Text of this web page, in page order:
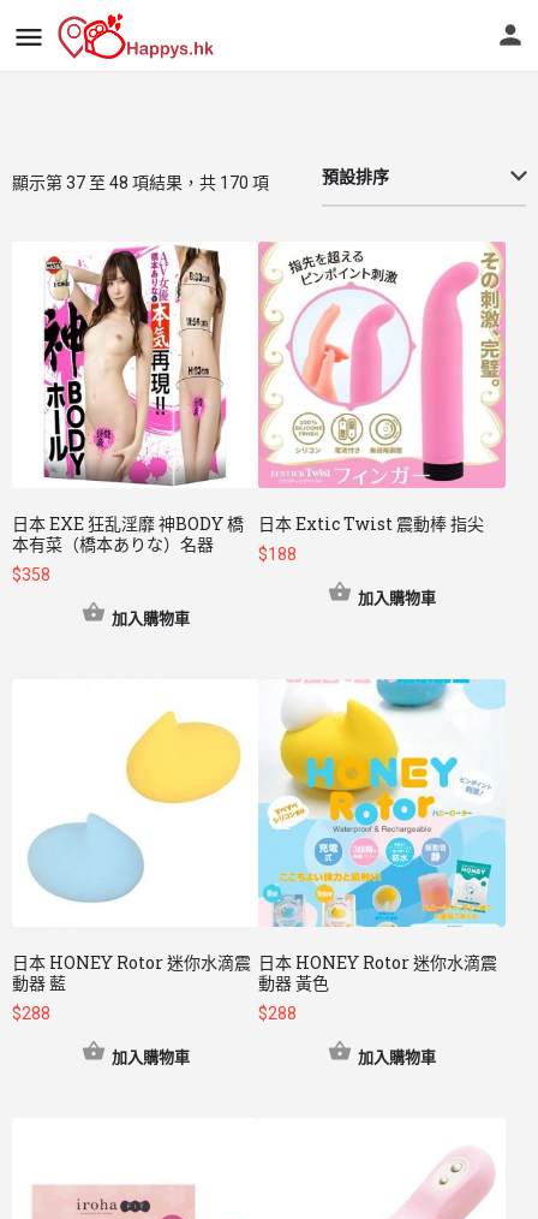
顯示第 37 至 48 項結果，共 170 項 預設排序
日本 EXE 狂乱淫靡 神BODY 橋
本有菜（橋本ありな）名器
$358
加入購物車
日本 Extic Twist 震動棒 指尖
$188
加入購物車
日本 HONEY Rotor 迷你水滴震
動器 藍
$288
加入購物車
日本 HONEY Rotor 迷你水滴震
動器 黃色
$288
加入購物車